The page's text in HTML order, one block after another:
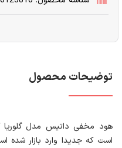
توضیحات محصول
هود مخفی داتیس مدل گلوریا
است که جدیدا وارد بازار شده